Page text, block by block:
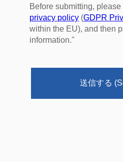
Before submitting,
privacy policy (GDPR
within the EU), and then
information."